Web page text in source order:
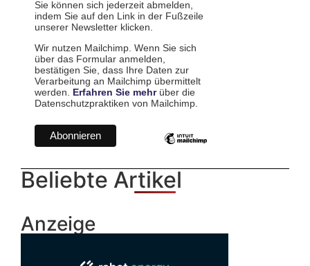
Sie können sich jederzeit abmelden,
indem Sie auf den Link in der Fußzeile
unserer Newsletter klicken.
Wir nutzen Mailchimp. Wenn Sie sich
über das Formular anmelden,
bestätigen Sie, dass Ihre Daten zur
Verarbeitung an Mailchimp übermittelt
werden. Erfahren Sie mehrüber die
Datenschutzpraktiken von Mailchimp.
Beliebte Artikel
Anzeige